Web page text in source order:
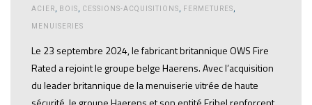
ACIER, BOIS, CESSIONS-ACQUISITIONS, FERMETURES,
MENUISERIES
Le 23 septembre 2024, le fabricant britannique OWS Fire
Rated a rejoint le groupe belge Haerens. Avec l’acquisition
du leader britannique de la menuiserie vitrée de haute